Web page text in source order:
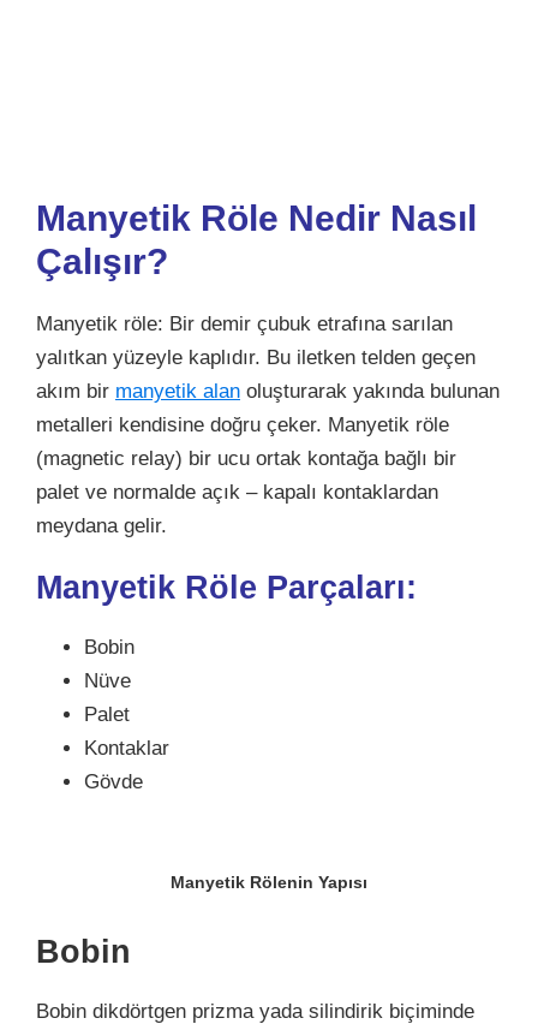
Manyetik Röle Nedir Nasıl
Çalışır?
Manyetik röle: Bir demir çubuk etrafına sarılan
yalıtkan yüzeyle kaplıdır. Bu iletken telden geçen
akım bir manyetik alan oluşturarak yakında bulunan
metalleri kendisine doğru çeker. Manyetik röle
(magnetic relay) bir ucu ortak kontağa bağlı bir
palet ve normalde açık – kapalı kontaklardan
meydana gelir.
Manyetik Röle Parçaları:
Bobin
Nüve
Palet
Kontaklar
Gövde
Manyetik Rölenin Yapısı
Bobin
Bobin dikdörtgen prizma yada silindirik biçiminde